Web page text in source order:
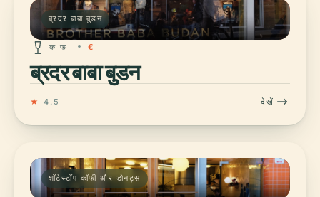
ब्रदर बाबा बुडन
क फ €
ब्रदर बाबा बुडन
★ 4.5 देखें
शॉर्टस्टॉप कॉफी और डोनट्स